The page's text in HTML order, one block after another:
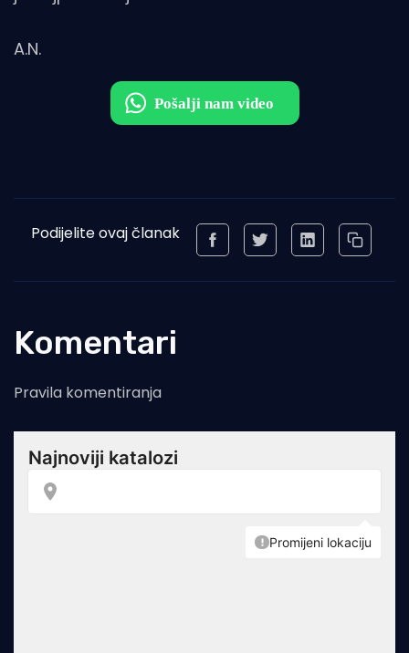
A.N.
Podijelite ovaj članak
Komentari
Pravila komentiranja